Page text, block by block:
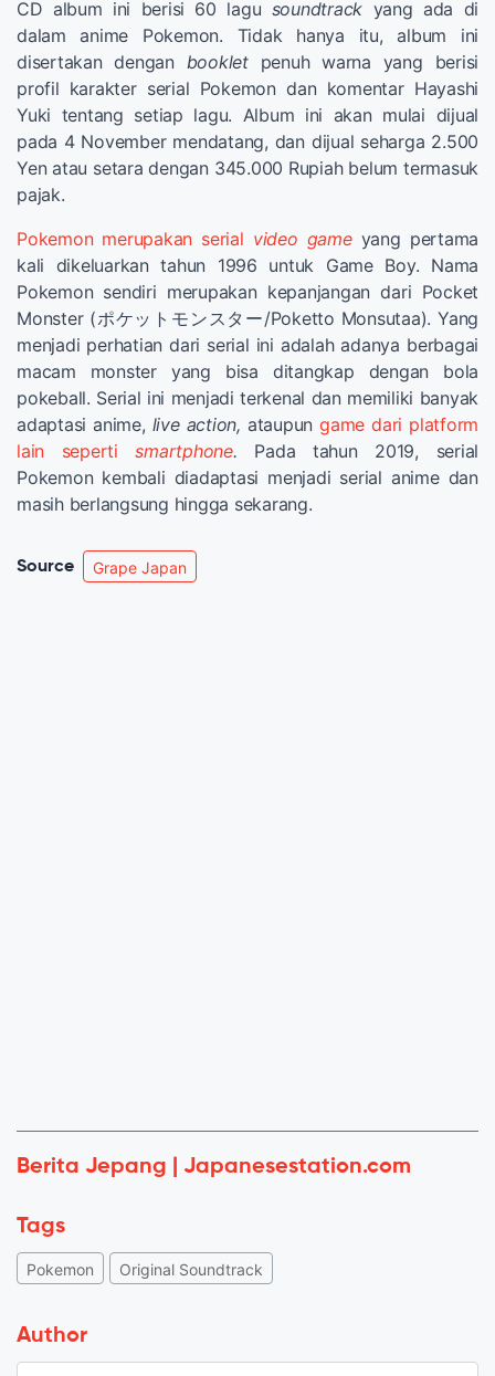
CD album ini berisi 60 lagu soundtrack yang ada di
dalam anime Pokemon. Tidak hanya itu, album ini
disertakan dengan bookletpenuh warna yang berisi
profil karakter serial Pokemon dan komentar Hayashi
Yuki tentang setiap lagu. Album ini akan mulai dijual
pada 4 November mendatang, dan dijual seharga 2.500
Yen atau setara dengan 345.000 Rupiah belum termasuk
pajak.
Pokemon merupakan serial video gameyang pertama
kali dikeluarkan tahun 1996 untuk Game Boy. Nama
Pokemon sendiri merupakan kepanjangan dari Pocket
Monster (ポケットモンスター/Poketto Monsutaa). Yang
menjadi perhatian dari serial ini adalah adanya berbagai
macam monster yang bisa ditangkap dengan bola
pokeball. Serial ini menjadi terkenal dan memiliki banyak
adaptasi anime, live action, ataupun game dari platform
lain sepertismartphone. Pada tahun 2019, serial
Pokemon kembali diadaptasi menjadi serial anime dan
masih berlangsung hingga sekarang.
Source Grape Japan
Berita Jepang | Japanesestation.com
Tags
Pokemon Original Soundtrack
Author